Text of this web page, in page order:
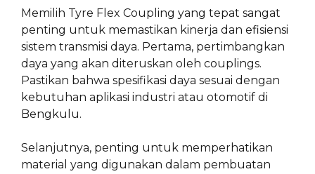
Memilih Tyre Flex Coupling yang tepat sangat
penting untuk memastikan kinerja dan efisiensi
sistem transmisi daya. Pertama, pertimbangkan
daya yang akan diteruskan oleh couplings.
Pastikan bahwa spesifikasi daya sesuai dengan
kebutuhan aplikasi industri atau otomotif di
Bengkulu.
Selanjutnya, penting untuk memperhatikan
material yang digunakan dalam pembuatan